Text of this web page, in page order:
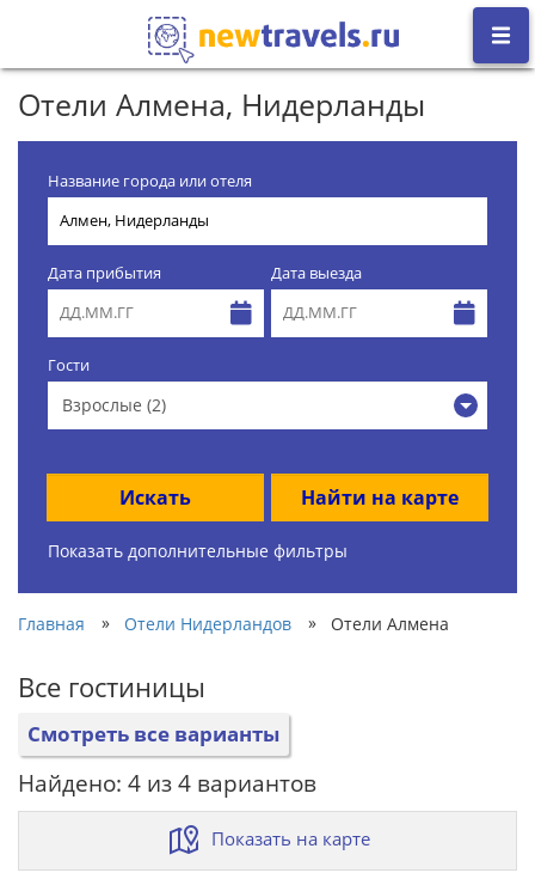
Отели Алмена, Нидерланды
Название города или отеля
Дата прибытия Дата выезда
Гости
Взрослые (2)
Искать Найти на карте
Показать дополнительные фильтры
Главная » Отели Нидерландов » Отели Алмена
Все гостиницы
Смотреть все варианты
Найдено: 4 из 4 вариантов
Показать на карте